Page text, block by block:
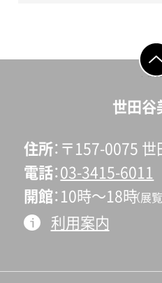
世田谷
住所 〒157-0075 世
電話 03-3415-6011
開館 10時〜18時（展
利用案内